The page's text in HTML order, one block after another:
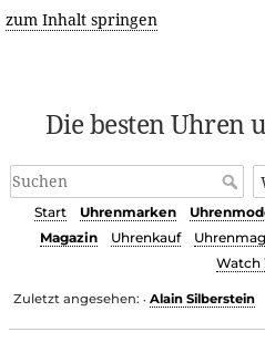
zum Inhalt springen
Die besten Uhren
Start Uhrenmarken
Magazin
Uhrenkauf
Watch
Zuletzt angesehen: • Alain Silberstein